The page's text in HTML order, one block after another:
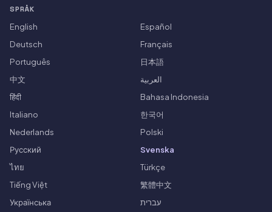
SPRÅK
English
Español
Deutsch
Français
Português
日本語
中文
العربية
हिंदी
Bahasa Indonesia
Italiano
한국어
Nederlands
Polski
Русский
Svenska
ไทย
Türkçe
Tiếng Việt
繁體中文
Українська
עברית